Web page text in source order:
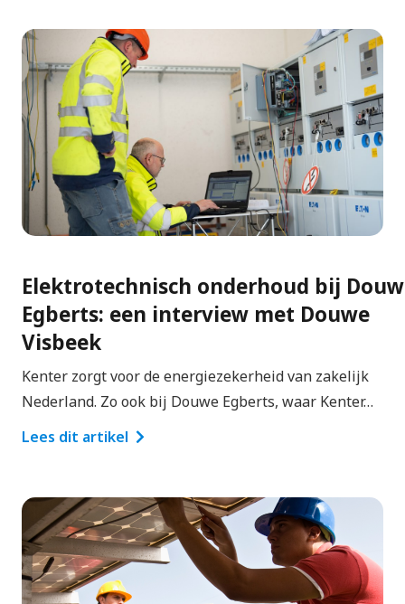
Elektrotechnisch onderhoud bij
Egberts: een interview met Douwe
Visbeek
Kenter zorgt voor de energiezekerheid van zakelijk
Nederland. Zo ook bij Douwe Egberts, waar Kenter…
Lees dit artikel